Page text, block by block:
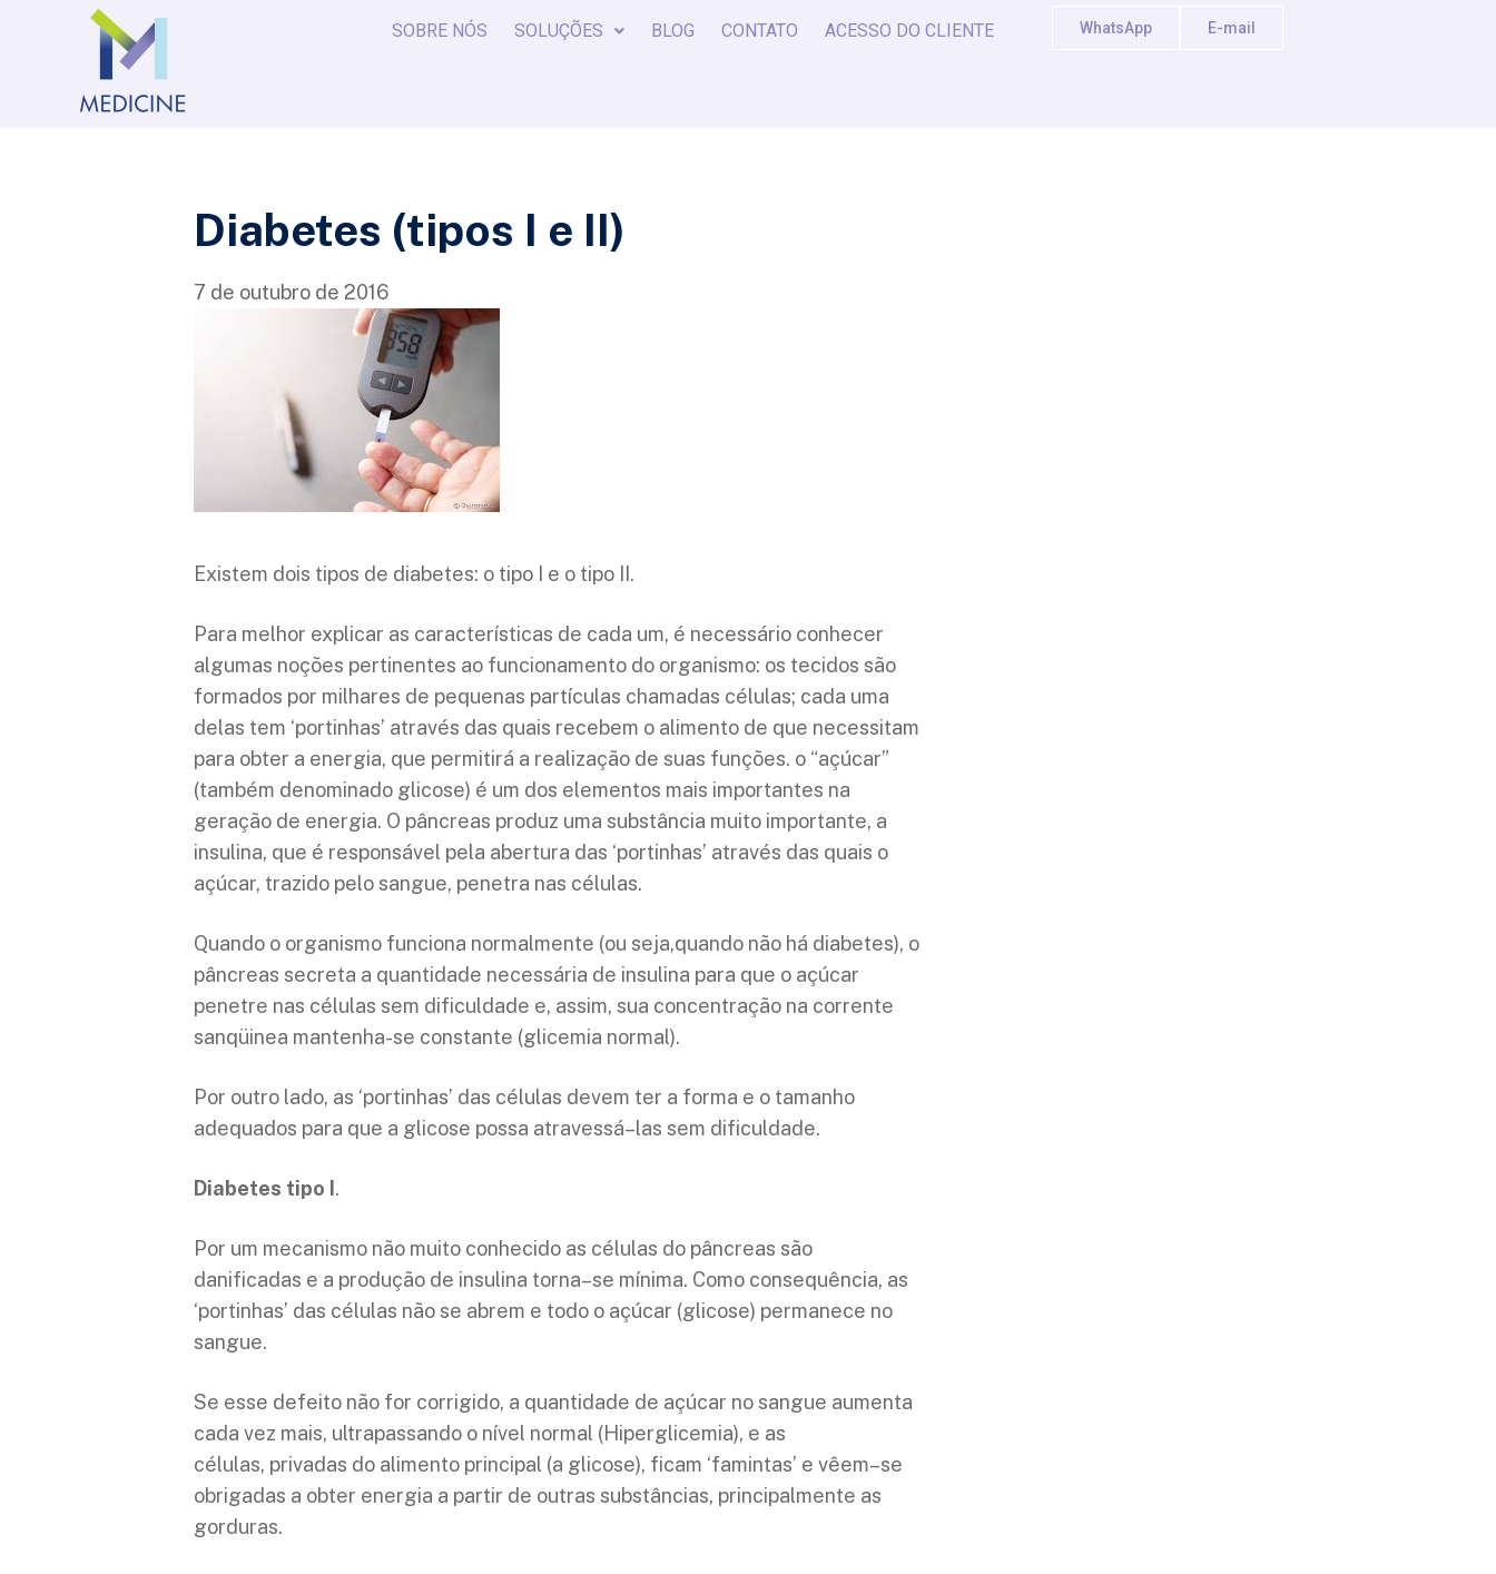
SOBRE NÓS SOLUÇÕES BLOG CONTATO ACESSO DO CLIENTE WhatsApp E-mail
Diabetes (tipos I e II)
7 de outubro de 2016
Existem dois tipos de diabetes: o tipo I e o tipo II.
Para melhor explicar as características de cada um, é necessário conhecer
algumas noções pertinentes ao funcionamento do organismo: os tecidos são
formados por milhares de pequenas partículas chamadas células; cada uma
delas tem ‘portinhas’ através das quais recebem o alimento de que necessitam
para obter a energia, que permitirá a realização de suas funções. o “açúcar”
(também denominado glicose) é um dos elementos mais importantes na
geração de energia. O pâncreas produz uma substância muito importante, a
insulina, que é responsável pela abertura das ‘portinhas’ através das quais o
açúcar, trazido pelo sangue, penetra nas células.
Quando o organismo funciona normalmente (ou seja,quando não há diabetes), o
pâncreas secreta a quantidade necessária de insulina para que o açúcar
penetre nas células sem dificuldade e, assim, sua concentração na corrente
sanqüinea mantenha-se constante (glicemia normal).
Por outro lado, as ‘portinhas’ das células devem ter a forma e o tamanho
adequados para que a glicose possa atravessá–las sem dificuldade.
Diabetes tipo I .
Por um mecanismo não muito conhecido as células do pâncreas são
danificadas e a produção de insulina torna–se mínima. Como consequência, as
‘portinhas’ das células não se abrem e todo o açúcar (glicose) permanece no
sangue.
Se esse defeito não for corrigido, a quantidade de açúcar no sangue aumenta
cada vez mais, ultrapassando o nível normal (Hiperglicemia), e as
células, privadas do alimento principal (a glicose), ficam ‘famintas’ e vêem–se
obrigadas a obter energia a partir de outras substâncias, principalmente as
gorduras.